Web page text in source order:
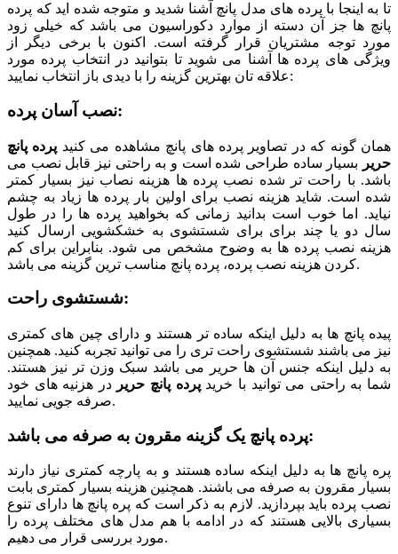
تا به اینجا با پرده های مدل پانچ آشنا شدید و متوجه شده اید که پرده
پانچ ها جز آن دسته از موارد دکوراسیون می باشد که خیلی زود
مورد توجه مشتریان قرار گرفته است. اکنون با برخی دیگر از
ویژگی های پرده ها آشنا می شوید تا بتوانید در انتخاب پرده مورد
علاقه تان بهترین گزینه را با دیدی باز انتخاب نمایید:
نصب آسان پرده:
همان گونه که در تصاویر پرده های پانچ مشاهده می کنید پرده پانچ
حریر
بسیار ساده طراحی شده است و به راحتی نیز قابل نصب می
باشد. با راحت تر شده نصب پرده ها هزینه نصاب نیز بسیار کمتر
شده است. شاید هزینه نصب برای اولین بار پرده ها زیاد به چشم
نیاید. اما خوب است بدانید زمانی که بخواهید پرده ها را در طول
سال دو یا چند برای برای شستشوی به خشکشویی ارسال کنید
هزینه نصب پرده ها به وضوح مشخص می شود. بنابراین برای کم
کردن هزینه نصب پرده، پرده پانچ مناسب ترین گزینه می باشد.
شستشوی راحت:
پیده پانچ ها به دلیل اینکه ساده تر هستند و دارای چین های کمتری
نیز می باشند شستشوی راحت تری را می توانید تجربه کنید. همچنین
به دلیل اینکه جنس آن ها حریر می باشد سبک وزن تر نیز هستند.
شما به راحتی می توانید با خریدپرده پانچ حریر در هزنیه های خود
صرفه جویی نمایید.
پرده پانچ یک گزینه مقرون به صرفه می باشد:
پره پانچ ها به دلیل اینکه ساده هستند و به پارچه کمتری نیاز دارند
بسیار مقرون به صرفه می باشند. همچنین هزینه بسیار کمتری بابت
نصب پرده باید بپردازید. لازم به ذکر است که پره پانچ ها دارای تنوع
بسیاری بالایی هستند که در ادامه با هم مدل های مختلف پرده را
مورد بررسی قرار می دهیم.